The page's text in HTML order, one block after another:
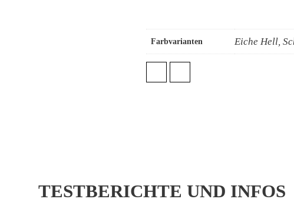
Farbvarianten Eiche Hell,
TESTBERICHTE UND INFOS